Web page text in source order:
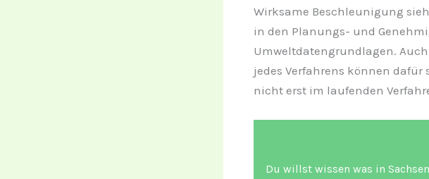
Wirksame Beschleunigung
in den Planungs- und
Umweltdatengrundlagen.
jedes Verfahrens können
nicht erst im laufenden
Du willst wissen was in